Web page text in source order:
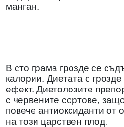
манган.
В сто грама грозде се
калории. Диетата с
ефект. Диетолозите
с червените сортове,
повече антиоксиданти от
на този царствен плод.